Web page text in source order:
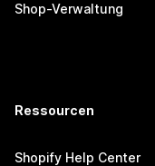
Shop-Verwaltung
Ressourcen
Shopify Help Center